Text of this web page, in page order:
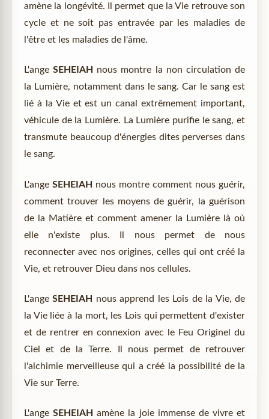
amène la longévité. Il permet que la Vie retrouve son
cycle et ne soit pas entravée par les maladies de
l'être et les maladies de l'âme.
L'angeSEHEIAH
nous montre la non circulation de
la Lumière, notamment dans le sang. Car le sang est
lié à la Vie et est un canal extrêmement important,
véhicule de la Lumière. La Lumière purifie le sang, et
transmute beaucoup d'énergies dites perverses dans
le sang.
L'ange SEHEIAH nous montre comment nous guérir,
comment trouver les moyens de guérir, la guérison
de la Matière et comment amener la Lumière là où
elle n'existe plus. Il nous permet de nous
reconnecter avec nos origines, celles qui ont créé la
Vie, et retrouver Dieu dans nos cellules.
L'angeSEHEIAH
nous apprend les Lois de la Vie, de
la Vie liée à la mort, les Lois qui permettent d'exister
et de rentrer en connexion avec le Feu Originel du
Ciel et de la Terre. Il nous permet de retrouver
l'alchimie merveilleuse qui a créé la possibilité de la
Vie sur Terre.
L'angeSEHEIAH amène la joie immense de vivre et